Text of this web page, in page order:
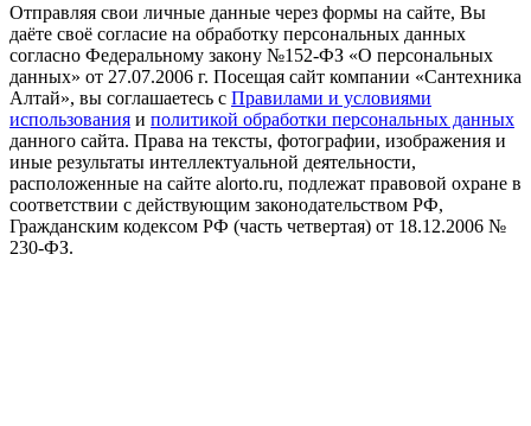
Отправляя свои личные данные через формы на сайте, Вы
даёте своё согласие на обработку персональных данных
согласно Федеральному закону №152-ФЗ «О персональных
данных» от 27.07.2006 г. Посещая сайт компании «Cантехника
Алтай», вы соглашаетесь с Правилами и условиями
использования и политикой обработки персональных данных
данного сайта. Права на тексты, фотографии, изображения и
иные результаты интеллектуальной деятельности,
расположенные на сайте alorto.ru, подлежат правовой охране в
соответствии с действующим законодательством РФ,
Гражданским кодексом РФ (часть четвертая) от 18.12.2006 №
230-ФЗ.